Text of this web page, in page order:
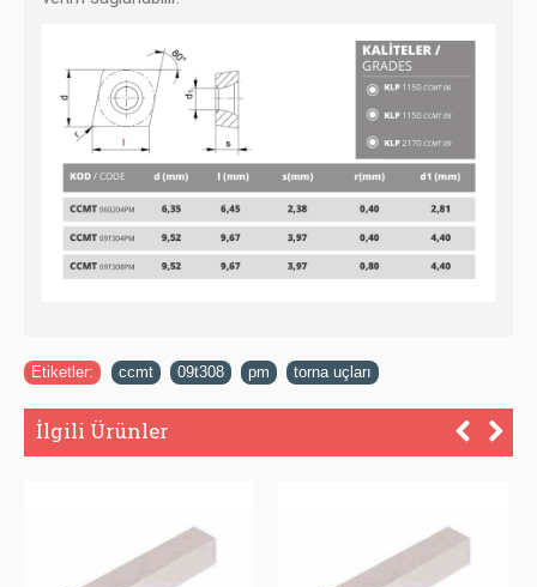
Etiketler: ccmt 09t308 pm torna uçları
İlgili Ürünler